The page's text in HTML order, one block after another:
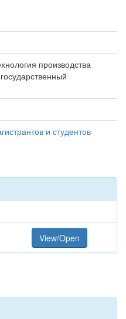
производства
и студентов
View/Open